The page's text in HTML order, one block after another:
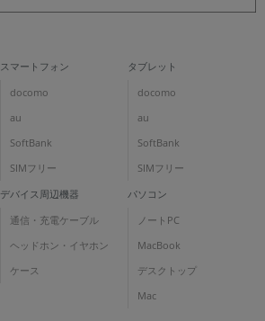
スマートフォン
docomo
au
SoftBank
SIMフリー
タブレット
docomo
au
SoftBank
SIMフリー
デバイス周辺機器
通信・充電ケーブル
ヘッドホン・イヤホン
ケース
パソコン
ノートPC
MacBook
デスクトップ
Mac